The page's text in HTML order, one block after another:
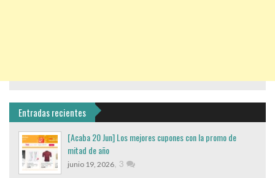
Entradas recientes
[Acaba 20 Jun] Los mejores cupones con la promo de
mitad de año
junio 19, 2026, 3